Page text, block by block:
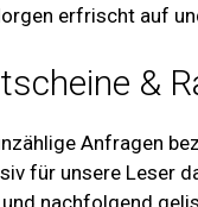
erfrischt auf
&
Anfragen
für unsere Leser
nachfolgend